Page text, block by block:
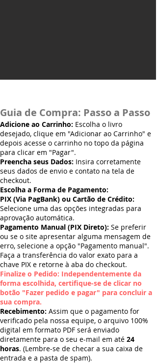
Guia de Compra: Passo a Passo
Adicione ao Carrinho: Escolha o livro
desejado, clique em "Adicionar ao Carrinho" e
depois acesse o carrinho no topo da página
para clicar em "Pagar".
Preencha seus Dados: Insira corretamente
seus dados de envio e contato na tela de
checkout.
Escolha a Forma de Pagamento:
PIX (Via PagBank) ou Cartão de Crédito:
Selecione uma das opções integradas para
aprovação automática.
Pagamento Manual (PIX Direto): Se preferir
ou se o site apresentar alguma mensagem de
erro, selecione a opção "Pagamento manual".
Faça a transferência do valor exato para a
chave PIX e retorne à aba do checkout.
Finalize o Pedido: Independentemente da
forma escolhida, certifique-se de clicar no
botão "Fazer pedido e pagar" para concluir a
sua compra.
Recebimento: Assim que o pagamento for
verificado pela nossa equipe, o arquivo 100%
digital em formato PDF será enviado
diretamente para o seu e-mail em até 24
horas. (Lembre-se de checar a sua caixa de
entrada e a pasta de spam).